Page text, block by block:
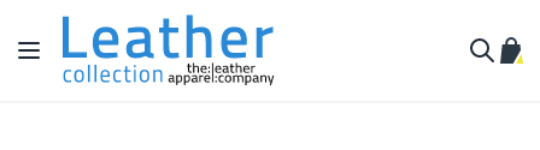
Pular para o conteúdo
Alternar Nav